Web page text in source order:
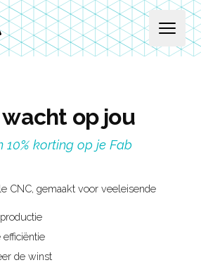
Open
wacht op jou
10% korting op je Fab
CNC, gemaakt voor veeleisende
efficiëntie
de winst